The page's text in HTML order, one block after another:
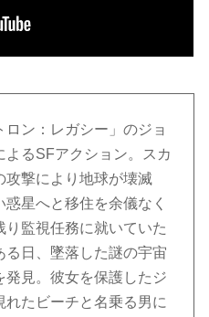
ロン：レガシー」のジョ
るSFアクション。スカ
攻撃により地球が壊滅
星へと移住を余儀なく
り監視任務に就いていた
る日、墜落した謎の宇宙
見。彼女を保護したジ
れたビーチと名乗る男に